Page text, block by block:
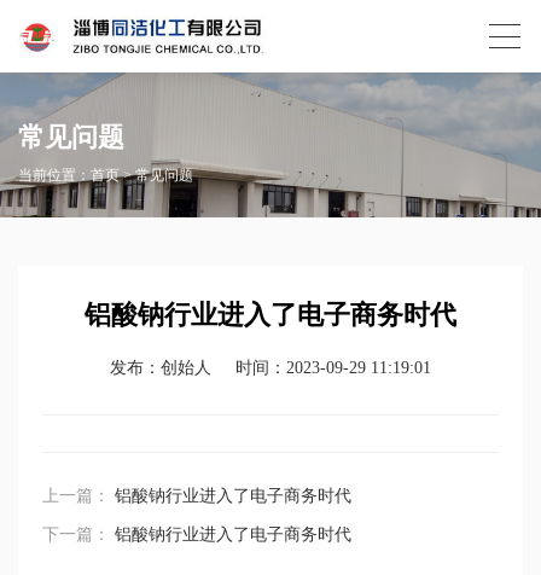
常见问题
当前位置： 首页>常见问题
铝酸钠行业进入了电子商务时代
发布：创始人 时间：2023-09-29 11:19:01
上一篇： 铝酸钠行业进入了电子商务时代
下一篇： 铝酸钠行业进入了电子商务时代